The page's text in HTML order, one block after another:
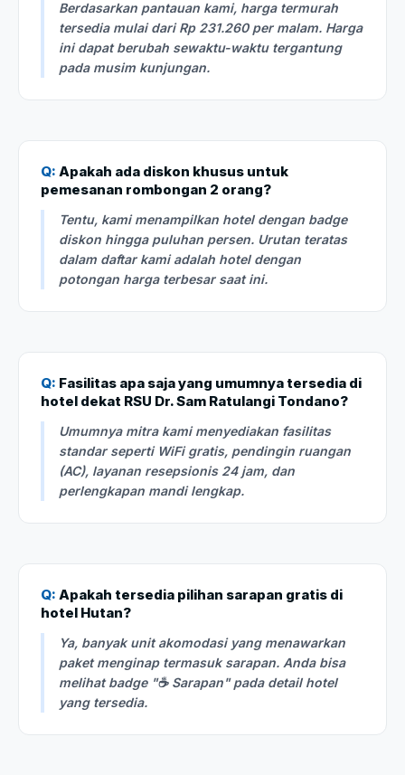
Berdasarkan pantauan kami, harga termurah
tersedia mulai dari Rp 231.260 per malam. Harga
ini dapat berubah sewaktu-waktu tergantung
pada musim kunjungan.
Q: Apakah ada diskon khusus untuk
pemesanan rombongan 2 orang?
Tentu, kami menampilkan hotel dengan badge
diskon hingga puluhan persen. Urutan teratas
dalam daftar kami adalah hotel dengan
potongan harga terbesar saat ini.
Q: Fasilitas apa saja yang umumnya tersedia di
hotel dekat RSU Dr. Sam Ratulangi Tondano?
Umumnya mitra kami menyediakan fasilitas
standar seperti WiFi gratis, pendingin ruangan
(AC), layanan resepsionis 24 jam, dan
perlengkapan mandi lengkap.
Q: Apakah tersedia pilihan sarapan gratis di
hotel Hutan?
Ya, banyak unit akomodasi yang menawarkan
paket menginap termasuk sarapan. Anda bisa
melihat badge "☕ Sarapan" pada detail hotel
yang tersedia.